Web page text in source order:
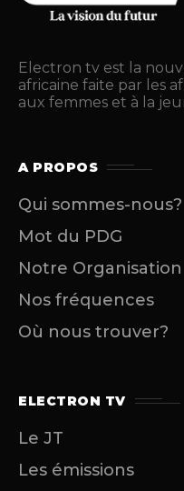
Electron tv est la
africaine faite par les
aux femmes et à la
A PROPOS
Qui sommes-nous?
Mot du PDG
Notre Organisation
Nos fréquences
Où nous trouver?
ELECTRON TV
Le JT
Les émissions